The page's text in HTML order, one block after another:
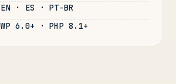
EN · ES · PT-BR
WP 6.0+ · PHP 8.1+